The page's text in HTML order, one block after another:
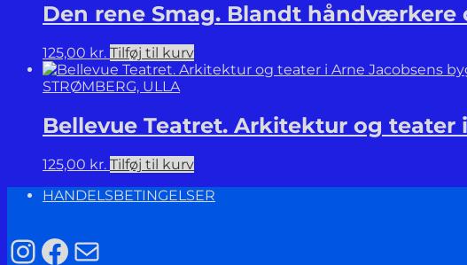
Den rene Smag. Blandt
125,00 kr. Tilføj til kurv
STRØMBERG, ULLA
Bellevue Teatret. Arkitektur og
125,00 kr. Tilføj til kurv
HANDELSBETINGELSER
Instagram
Facebook
Mail